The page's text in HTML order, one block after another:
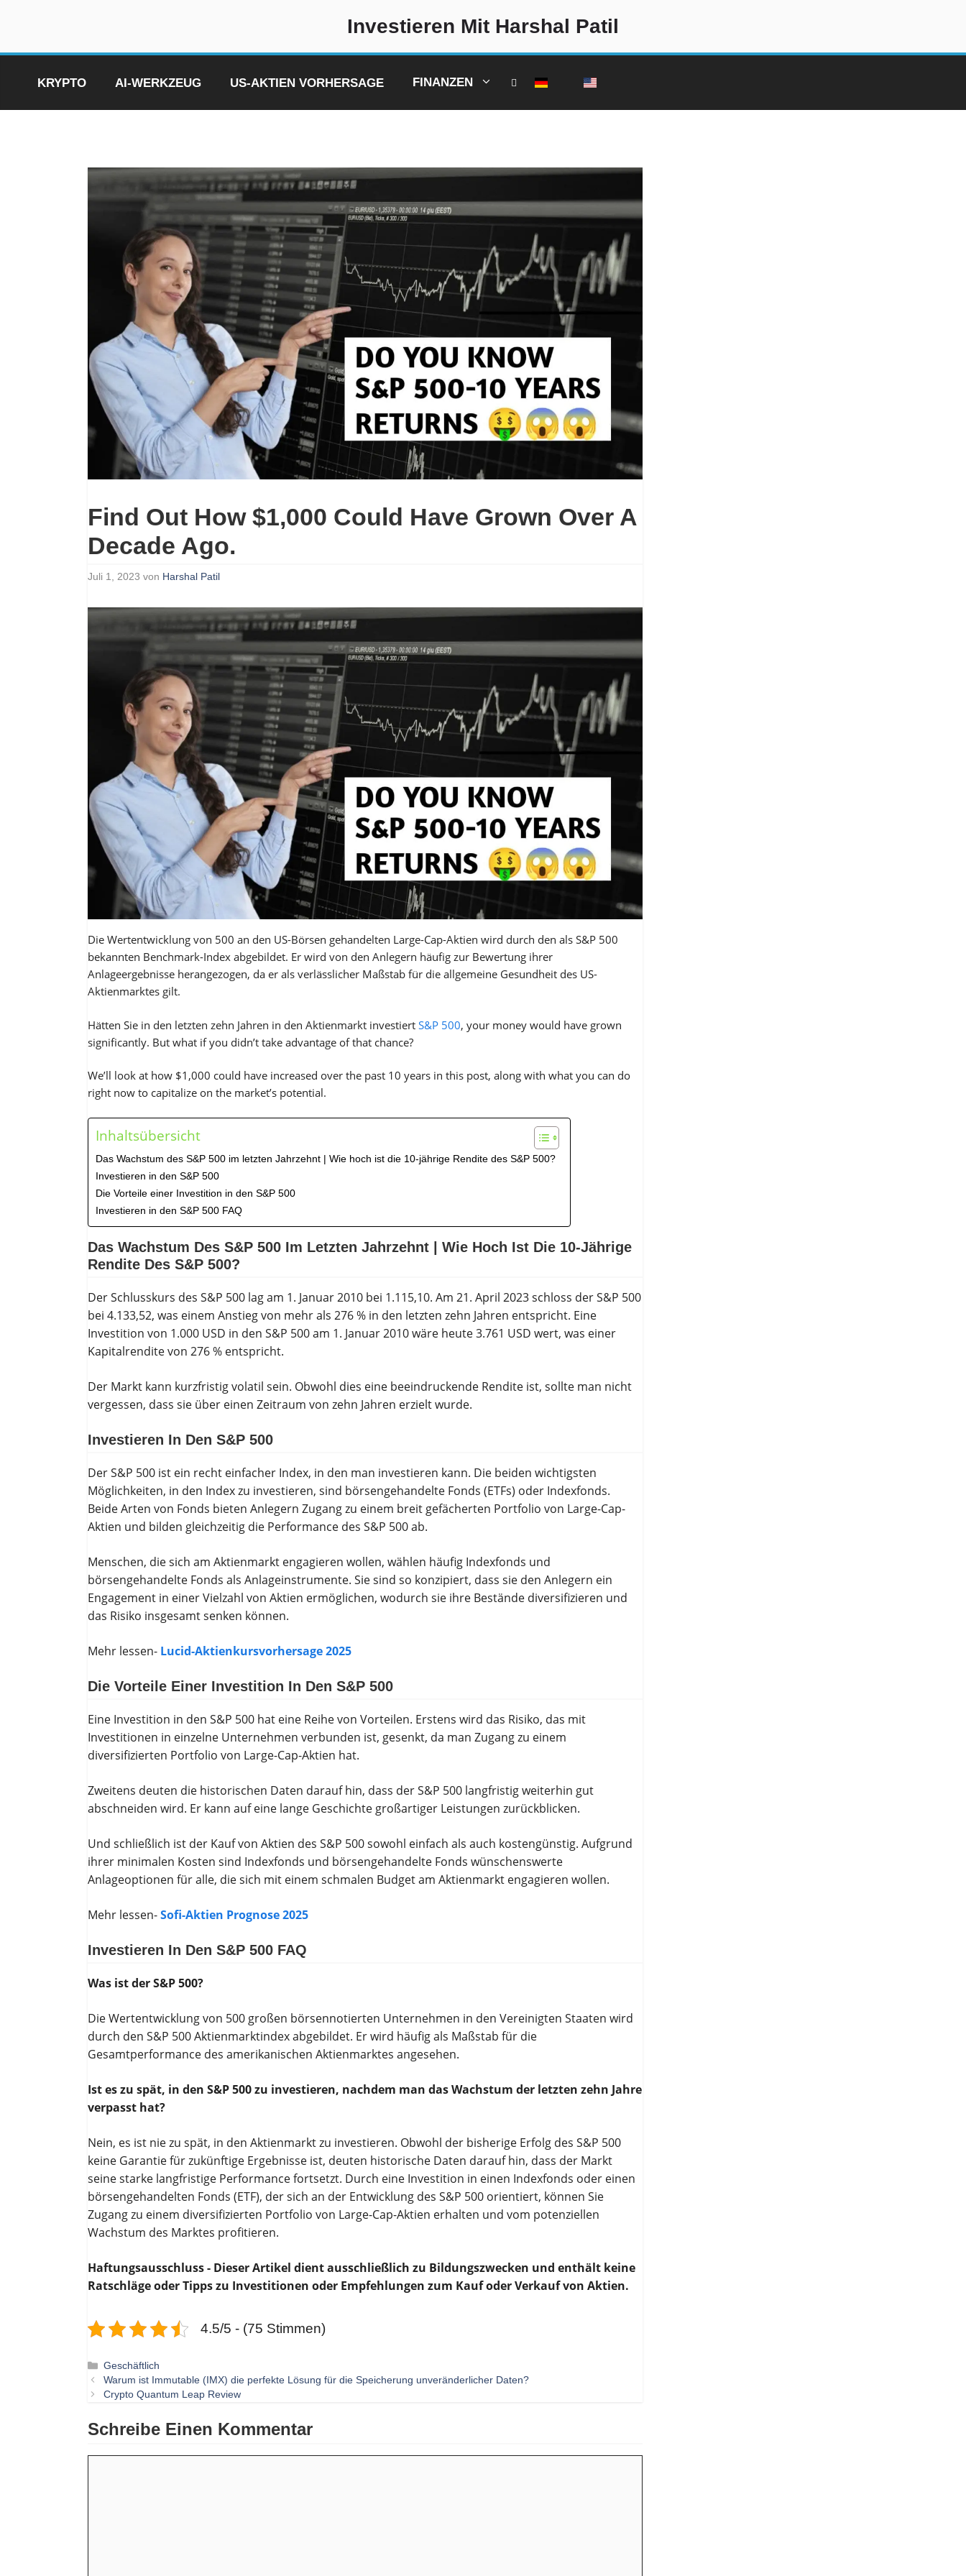
Investieren Mit Harshal Patil
KRYPTO AI-WERKZEUG US-AKTIEN VORHERSAGE FINANZEN
Find Out How $1,000 Could Have Grown Over A
Decade Ago.
Juli 1, 2023 von Harshal Patil
Die Wertentwicklung von 500 an den US-Börsen gehandelten Large-Cap-Aktien wird durch den als S&P 500
bekannten Benchmark-Index abgebildet. Er wird von den Anlegern häufig zur Bewertung ihrer
Anlageergebnisse herangezogen, da er als verlässlicher Maßstab für die allgemeine Gesundheit des US-
Aktienmarktes gilt.
Hätten Sie in den letzten zehn Jahren in den Aktienmarkt investiert S&P 500, your money would have grown
significantly. But what if you didn’t take advantage of that chance?
We’ll look at how $1,000 could have increased over the past 10 years in this post, along with what you can do
right now to capitalize on the market’s potential.
Inhaltsübersicht
Das Wachstum des S&P 500 im letzten Jahrzehnt | Wie hoch ist die 10-jährige Rendite des S&P 500?
Investieren in den S&P 500
Die Vorteile einer Investition in den S&P 500
Investieren in den S&P 500 FAQ
Das Wachstum Des S&P 500 Im Letzten Jahrzehnt | Wie Hoch Ist Die 10-Jährige
Rendite Des S&P 500?
Der Schlusskurs des S&P 500 lag am 1. Januar 2010 bei 1.115,10. Am 21. April 2023 schloss der S&P 500
bei 4.133,52, was einem Anstieg von mehr als 276 % in den letzten zehn Jahren entspricht. Eine
Investition von 1.000 USD in den S&P 500 am 1. Januar 2010 wäre heute 3.761 USD wert, was einer
Kapitalrendite von 276 % entspricht.
Der Markt kann kurzfristig volatil sein. Obwohl dies eine beeindruckende Rendite ist, sollte man nicht
vergessen, dass sie über einen Zeitraum von zehn Jahren erzielt wurde.
Investieren In Den S&P 500
Der S&P 500 ist ein recht einfacher Index, in den man investieren kann. Die beiden wichtigsten
Möglichkeiten, in den Index zu investieren, sind börsengehandelte Fonds (ETFs) oder Indexfonds.
Beide Arten von Fonds bieten Anlegern Zugang zu einem breit gefächerten Portfolio von Large-Cap-
Aktien und bilden gleichzeitig die Performance des S&P 500 ab.
Menschen, die sich am Aktienmarkt engagieren wollen, wählen häufig Indexfonds und
börsengehandelte Fonds als Anlageinstrumente. Sie sind so konzipiert, dass sie den Anlegern ein
Engagement in einer Vielzahl von Aktien ermöglichen, wodurch sie ihre Bestände diversifizieren und
das Risiko insgesamt senken können.
Mehr lessen- Lucid-Aktienkursvorhersage 2025
Die Vorteile Einer Investition In Den S&P 500
Eine Investition in den S&P 500 hat eine Reihe von Vorteilen. Erstens wird das Risiko, das mit
Investitionen in einzelne Unternehmen verbunden ist, gesenkt, da man Zugang zu einem
diversifizierten Portfolio von Large-Cap-Aktien hat.
Zweitens deuten die historischen Daten darauf hin, dass der S&P 500 langfristig weiterhin gut
abschneiden wird. Er kann auf eine lange Geschichte großartiger Leistungen zurückblicken.
Und schließlich ist der Kauf von Aktien des S&P 500 sowohl einfach als auch kostengünstig. Aufgrund
ihrer minimalen Kosten sind Indexfonds und börsengehandelte Fonds wünschenswerte
Anlageoptionen für alle, die sich mit einem schmalen Budget am Aktienmarkt engagieren wollen.
Mehr lessen-Sofi-Aktien Prognose 2025
Investieren In Den S&P 500 FAQ
Was ist der S&P 500?
Die Wertentwicklung von 500 großen börsennotierten Unternehmen in den Vereinigten Staaten wird
durch den S&P 500 Aktienmarktindex abgebildet. Er wird häufig als Maßstab für die
Gesamtperformance des amerikanischen Aktienmarktes angesehen.
Ist es zu spät, in den S&P 500 zu investieren, nachdem man das Wachstum der letzten zehn Jahre
verpasst hat?
Nein, es ist nie zu spät, in den Aktienmarkt zu investieren. Obwohl der bisherige Erfolg des S&P 500
keine Garantie für zukünftige Ergebnisse ist, deuten historische Daten darauf hin, dass der Markt
seine starke langfristige Performance fortsetzt. Durch eine Investition in einen Indexfonds oder einen
börsengehandelten Fonds (ETF), der sich an der Entwicklung des S&P 500 orientiert, können Sie
Zugang zu einem diversifizierten Portfolio von Large-Cap-Aktien erhalten und vom potenziellen
Wachstum des Marktes profitieren.
Haftungsausschluss - Dieser Artikel dient ausschließlich zu Bildungszwecken und enthält keine
Ratschläge oder Tipps zu Investitionen oder Empfehlungen zum Kauf oder Verkauf von Aktien.
4.5/5 - (75 Stimmen)
Kategorien
Geschäftlich
Warum ist Immutable (IMX) die perfekte Lösung für die Speicherung unveränderlicher Daten?
Crypto Quantum Leap Review
Schreibe Einen Kommentar